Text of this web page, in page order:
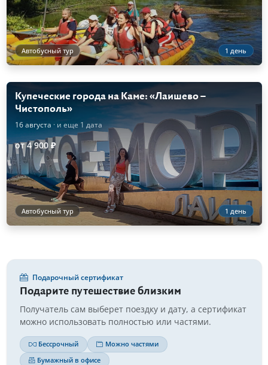
Автобусный тур 1 день
Купеческие города на Каме: «Лаишево –
Чистополь»
16 августа · и еще 1 дата
от 4 900 ₽
Автобусный тур 1 день
Подарочный сертификат
Подарите путешествие близким
Получатель сам выберет поездку и дату, а сертификат
можно использовать полностью или частями.
Бессрочный
Можно частями
Бумажный в офисе